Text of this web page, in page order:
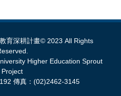
育深耕計畫© 2023 All Rights
Higher Education Sprout
Project
傳真：(02)2462-3145